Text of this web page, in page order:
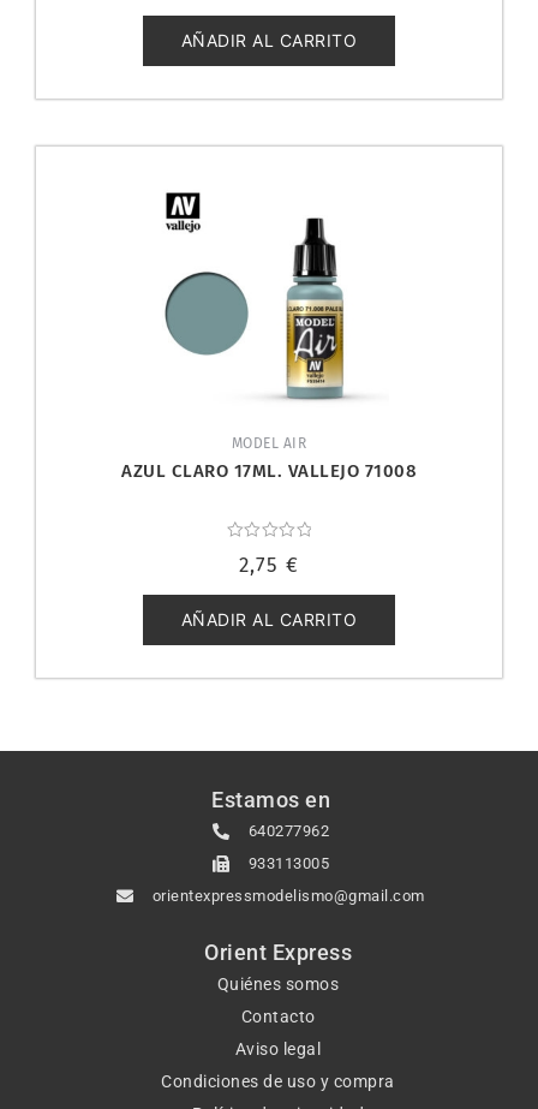
de
5
AÑADIR AL CARRITO
MODEL AIR
AZUL CLARO 17ML. VALLEJO 71008
con
de
5
2,75 €
AÑADIR AL CARRITO
Estamos en
640277962
933113005
orientexpressmodelismo@gmail.com
Orient Express
Quiénes somos
Contacto
Aviso legal
Condiciones de uso y compra